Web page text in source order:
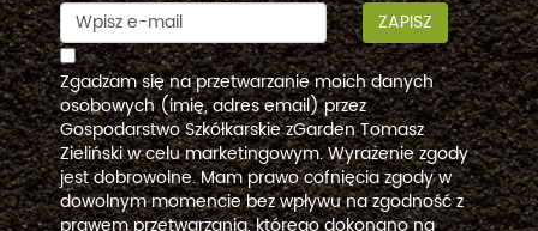
ZAPISZ
Zgadzam się na przetwarzanie moich danych
osobowych (imię, adres email) przez
Gospodarstwo Szkółkarskie zGarden Tomasz
Zieliński w celu marketingowym. Wyrażenie zgody
jest dobrowolne. Mam prawo cofnięcia zgody w
dowolnym momencie bez wpływu na zgodność z
prawem przetwarzania, którego dokonano na